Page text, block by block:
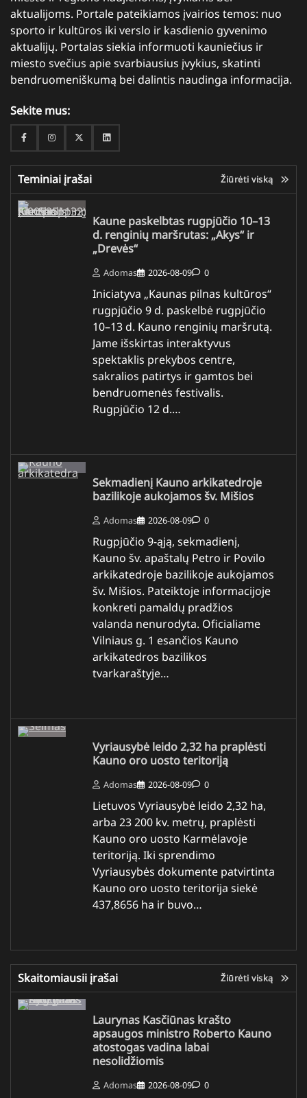
aktualijoms. Portale pateikiamos įvairios temos: nuo
sporto ir kultūros iki verslo ir kasdienio gyvenimo
aktualijų. Portalas siekia informuoti kauniečius ir
miesto svečius apie svarbiausius įvykius, skatinti
bendruomeniškumą bei dalintis naudinga informacija.
Sekite mus:
FacebookInstagramTwitterLinkedin
Teminiai įrašai Žiūrėti viską
Kaune paskelbtas rugpjūčio 10–13
d. renginių maršrutas: „Akys“ ir
„Drevės“
Adomas 2026-08-09 0
Iniciatyva „Kaunas pilnas kultūros“
rugpjūčio 9 d. paskelbė rugpjūčio
10–13 d. Kauno renginių maršrutą.
Jame išskirtas interaktyvus
spektaklis prekybos centre,
sakralios patirtys ir gamtos bei
bendruomenės festivalis.
Rugpjūčio 12 d.…
Sekmadienį Kauno arkikatedroje
bazilikoje aukojamos šv. Mišios
Adomas 2026-08-09 0
Rugpjūčio 9-ąją, sekmadienį,
Kauno šv. apaštalų Petro ir Povilo
arkikatedroje bazilikoje aukojamos
šv. Mišios. Pateiktoje informacijoje
konkreti pamaldų pradžios
valanda nenurodyta. Oficialiame
Vilniaus g. 1 esančios Kauno
arkikatedros bazilikos
tvarkaraštyje…
Vyriausybė leido 2,32 ha praplėsti
Kauno oro uosto teritoriją
Adomas 2026-08-09 0
Lietuvos Vyriausybė leido 2,32 ha,
arba 23 200 kv. metrų, praplėsti
Kauno oro uosto Karmėlavoje
teritoriją. Iki sprendimo
Vyriausybės dokumente patvirtinta
Kauno oro uosto teritorija siekė
437,8656 ha ir buvo…
Skaitomiausii įrašai Žiūrėti viską
Laurynas Kasčiūnas krašto
apsaugos ministro Roberto Kauno
atostogas vadina labai
nesolidžiomis
Adomas 2026-08-09 0